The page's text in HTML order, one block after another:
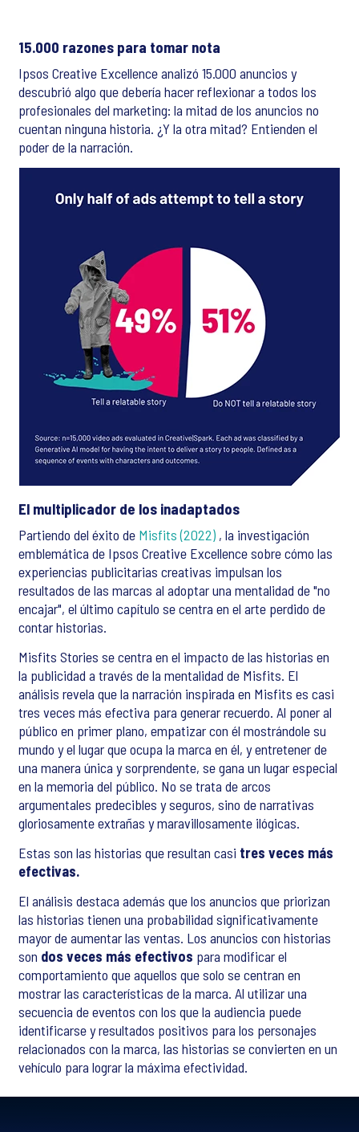
15.000 razones para tomar nota
Ipsos Creative Excellence analizó 15.000 anuncios y
descubrió algo que debería hacer reflexionar a todos los
profesionales del marketing: la mitad de los anuncios no
cuentan ninguna historia. ¿Y la otra mitad? Entienden el
poder de la narración.
El multiplicador de los inadaptados
Partiendo del éxito de Misfits (2022) , la investigación
emblemática de Ipsos Creative Excellence sobre cómo las
experiencias publicitarias creativas impulsan los
resultados de las marcas al adoptar una mentalidad de "no
encajar", el último capítulo se centra en el arte perdido de
contar historias.
Misfits Stories se centra en el impacto de las historias en
la publicidad a través de la mentalidad de Misfits. El
análisis revela que la narración inspirada en Misfits es casi
tres veces más efectiva para generar recuerdo. Al poner al
público en primer plano, empatizar con él mostrándole su
mundo y el lugar que ocupa la marca en él, y entretener de
una manera única y sorprendente, se gana un lugar especial
en la memoria del público. No se trata de arcos
argumentales predecibles y seguros, sino de narrativas
gloriosamente extrañas y maravillosamente ilógicas.
Estas son las historias que resultan casi tres veces más
efectivas.
El análisis destaca además que los anuncios que priorizan
las historias tienen una probabilidad significativamente
mayor de aumentar las ventas. Los anuncios con historias
son dos veces más efectivos para modificar el
comportamiento que aquellos que solo se centran en
mostrar las características de la marca. Al utilizar una
secuencia de eventos con los que la audiencia puede
identificarse y resultados positivos para los personajes
relacionados con la marca, las historias se convierten en un
vehículo para lograr la máxima efectividad.